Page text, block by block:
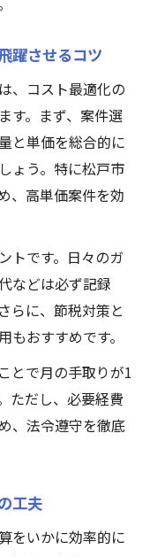
躍させるコツ
、コスト最適化の
す。まず、案件選
と単価を総合的に
ょう。特に松戸市
、高単価案件を効
トです。日々のガ
などは必ず記録
らに、節税対策と
おすすめです。
とで月の手取りが1
ただし、必要経費
、法令遵守を徹底
工夫
をいかに効率的に